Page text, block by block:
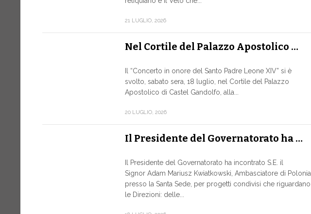
21 LUGLIO, 2026
Nel Cortile del Palazzo Apostolico …
Il “Concerto in onore del Santo Padre Leone XIV” si è
svolto, sabato sera, 18 luglio, nel Cortile del Palazzo
Apostolico di Castel Gandolfo, alla...
20 LUGLIO, 2026
Il Presidente del Governatorato ha …
Il Presidente del Governatorato ha incontrato S.E. il
Signor Adam Mariusz Kwiatkowski, Ambasciatore di Polonia
presso la Santa Sede, per progetti condivisi che riguardano
le Direzioni: delle...